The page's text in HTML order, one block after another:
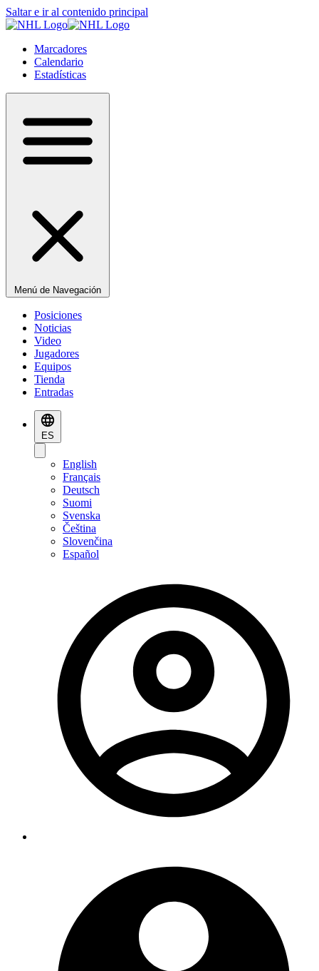
Saltar e ir al contenido principal
Marcadores
Calendario
Estadísticas
Menú de Navegación
Posiciones
Noticias
Video
Jugadores
Equipos
Tienda
Entradas
ES
English
Français
Deutsch
Suomi
Svenska
Čeština
Slovenčina
Español